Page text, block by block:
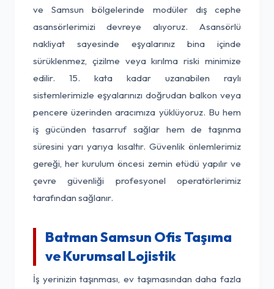
ve Samsun bölgelerinde modüler dış cephe
asansörlerimizi devreye alıyoruz. Asansörlü
nakliyat sayesinde eşyalarınız bina içinde
sürüklenmez, çizilme veya kırılma riski minimize
edilir. 15. kata kadar uzanabilen raylı
sistemlerimizle eşyalarınızı doğrudan balkon veya
pencere üzerinden aracımıza yüklüyoruz. Bu hem
iş gücünden tasarruf sağlar hem de taşınma
süresini yarı yarıya kısaltır. Güvenlik önlemlerimiz
gereği, her kurulum öncesi zemin etüdü yapılır ve
çevre güvenliği profesyonel operatörlerimiz
tarafından sağlanır.
Batman Samsun Ofis Taşıma
ve Kurumsal Lojistik
İş yerinizin taşınması, ev taşımasından daha fazla